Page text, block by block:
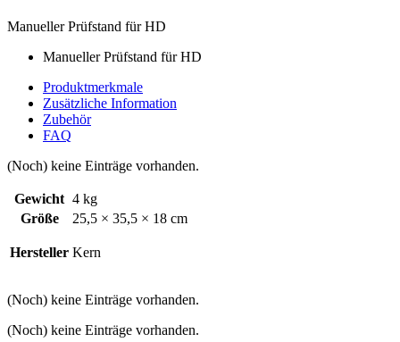
Manueller Prüfstand für HD
Manueller Prüfstand für HD
Produktmerkmale
Zusätzliche Information
Zubehör
FAQ
(Noch) keine Einträge vorhanden.
Gewicht 4 kg
Größe
25,5 × 35,5 × 18 cm
Hersteller Kern
(Noch) keine Einträge vorhanden.
(Noch) keine Einträge vorhanden.